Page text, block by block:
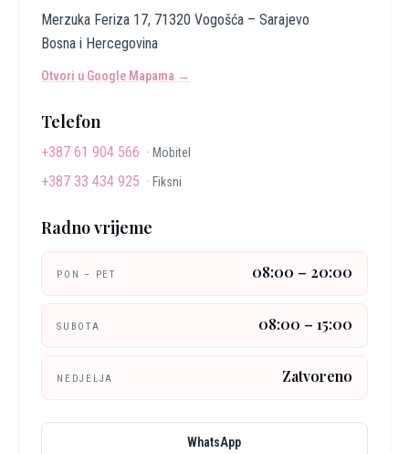
Merzuka Feriza 17, 71320 Vogošća – Sarajevo
Bosna i Hercegovina
Otvori u Google Mapama →
Telefon
+387 61 904 566 · Mobitel
+387 33 434 925 · Fiksni
Radno vrijeme
PON – PET 08:00 – 20:00
SUBOTA 08:00 – 15:00
NEDJELJA Zatvoreno
WhatsApp